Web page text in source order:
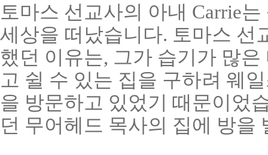
토마스 선교사의 아내 Carrie
세상을 떠났습니다. 토마스 선
했던 이유는, 그가 습기가 많
고 쉴 수 있는 집을 구하려 웨
을 방문하고 있었기 때문이었
던 무어헤드 목사의 집에 방을